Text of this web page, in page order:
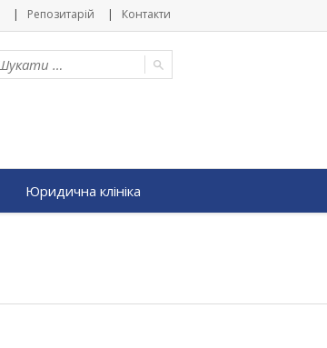
Репозитарій Контакти
Юридична клініка